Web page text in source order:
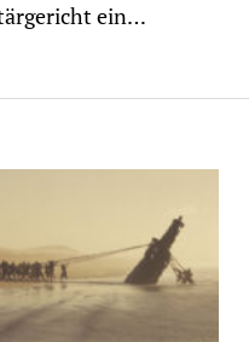
ein…